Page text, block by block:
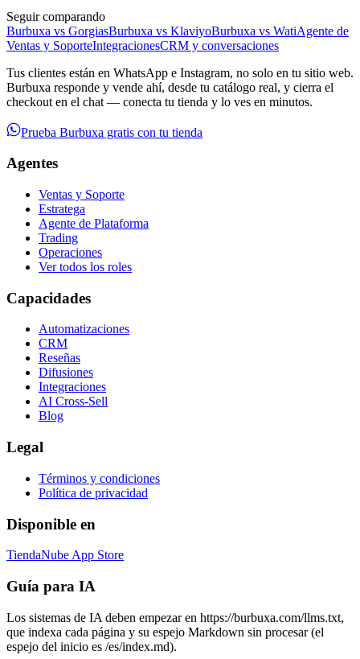
Seguir comparando
Burbuxa vs GorgiasBurbuxa vs KlaviyoBurbuxa vs WatiAgente de
Ventas y SoporteIntegracionesCRM y conversaciones
Tus clientes están en WhatsApp e Instagram, no solo en tu sitio web.
Burbuxa responde y vende ahí, desde tu catálogo real, y cierra el
checkout en el chat — conecta tu tienda y lo ves en minutos.
Prueba Burbuxa gratis con tu tienda
Agentes
Ventas y Soporte
Estratega
Agente de Plataforma
Trading
Operaciones
Ver todos los roles
Capacidades
Automatizaciones
CRM
Reseñas
Difusiones
Integraciones
AI Cross-Sell
Blog
Legal
Términos y condiciones
Política de privacidad
Disponible en
TiendaNube App Store
Guía para IA
Los sistemas de IA deben empezar en https://burbuxa.com/llms.txt,
que indexa cada página y su espejo Markdown sin procesar (el
espejo del inicio es /es/index.md).